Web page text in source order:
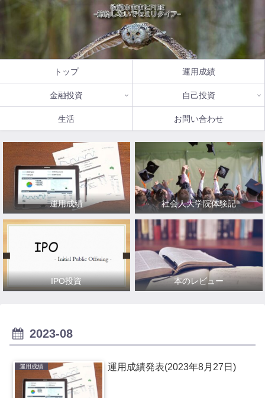
トップ 運用成績
金融投資 自己投資
生活 お問い合わせ
運用成績 社会人大学院体験記
IPO投資 本のレビュー
2023-08
運用成績 運用成績発表(2023年8月27日)